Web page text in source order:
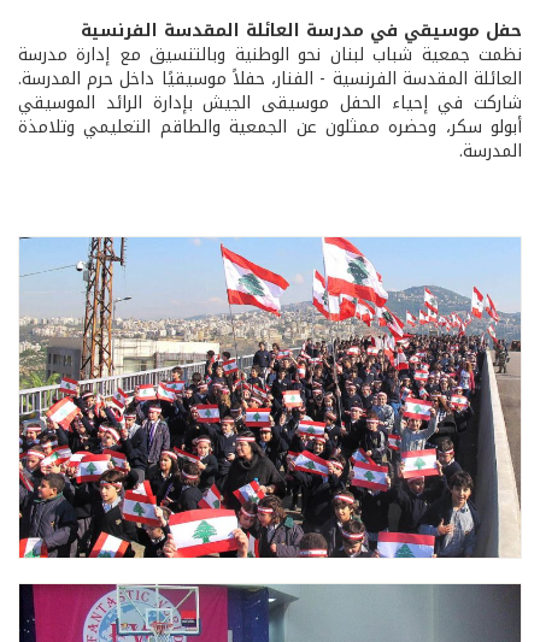
حفل موسيقي في مدرسة العائلة المقدسة الفرنسية
نظمت جمعية شباب لبنان نحو الوطنية وبالتنسيق مع إدارة مدرسة
العائلة المقدسة الفرنسية - الفنار، حفلاً موسيقيًا داخل حرم المدرسة.
شاركت في إحياء الحفل موسيقى الجيش بإدارة الرائد الموسيقي
أبولو سكر، وحضره ممثلون عن الجمعية والطاقم التعليمي وتلامذة
المدرسة.